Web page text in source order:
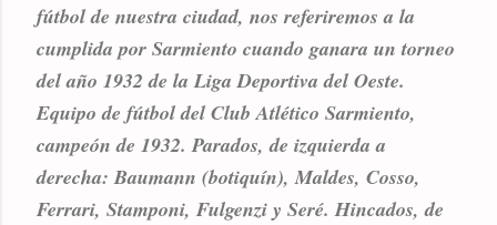
fútbol de nuestra ciudad, nos referiremos a la
cumplida por Sarmiento cuando ganara un torneo
del año 1932 de la Liga Deportiva del Oeste.
Equipo de fútbol del Club Atlético Sarmiento,
campeón de 1932. Parados, de izquierda a
derecha: Baumann (botiquín), Maldes, Cosso,
Ferrari, Stamponi, Fulgenzi y Seré. Hincados, de